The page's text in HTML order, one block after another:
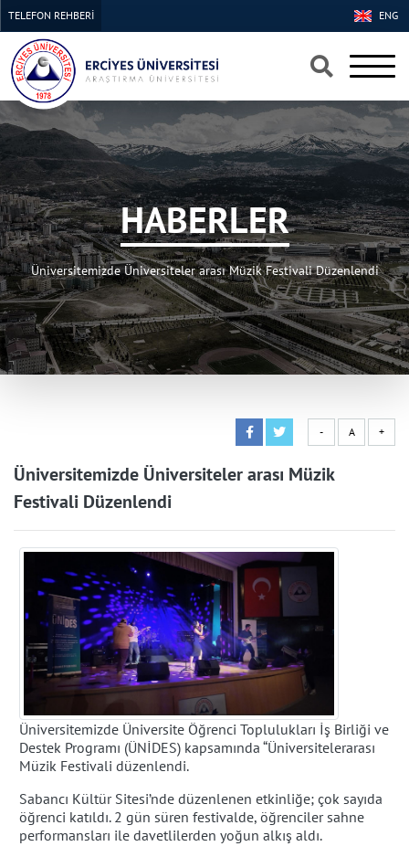
×
×
ENG
TELEFON REHBERİ
HABERLER
Üniversitemizde Üniversiteler arası Müzik Festivali Düzenlendi
- A +
Üniversitemizde Üniversiteler arası Müzik
Festivali Düzenlendi
Üniversitemizde Üniversite Öğrenci Toplulukları İş Birliği ve
Destek Programı (ÜNİDES) kapsamında “Üniversitelerarası
Müzik Festivali düzenlendi.
Sabancı Kültür Sitesi’nde düzenlenen etkinliğe; çok sayıda
öğrenci katıldı. 2 gün süren festivalde, öğrenciler sahne
performansları ile davetlilerden yoğun alkış aldı.